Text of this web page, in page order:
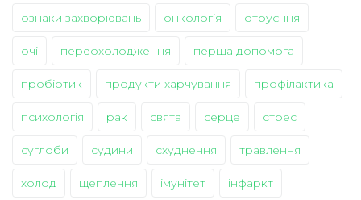
ознаки захворювань онкологія отруєння
очі переохолодження перша допомога
пробіотик продукти харчування профілактика
психологія рак свята серце стрес
суглоби судини схуднення травлення
холод щеплення імунітет інфаркт